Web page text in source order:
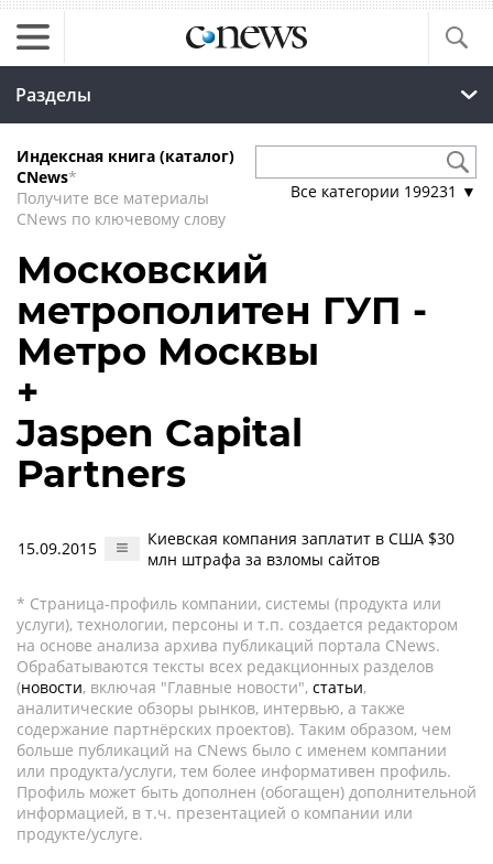
Разделы
Индексная книга (каталог)
CNews*
Получите все материалы
CNews по ключевому слову
Все категории 199231 ▼
Московский
метрополитен ГУП -
Метро Москвы
+
Jaspen Capital
Partners
15.09.2015
Киевская компания заплатит в США $30
млн штрафа за взломы сайтов
* Страница-профиль компании, системы (продукта или
услуги), технологии, персоны и т.п. создается редактором
на основе анализа архива публикаций портала CNews.
Обрабатываются тексты всех редакционных разделов
(новости, включая "Главные новости", статьи,
аналитические обзоры рынков, интервью, а также
содержание партнёрских проектов). Таким образом, чем
больше публикаций на CNews было с именем компании
или продукта/услуги, тем более информативен профиль.
Профиль может быть дополнен (обогащен) дополнительной
информацией, в т.ч. презентацией о компании или
продукте/услуге.